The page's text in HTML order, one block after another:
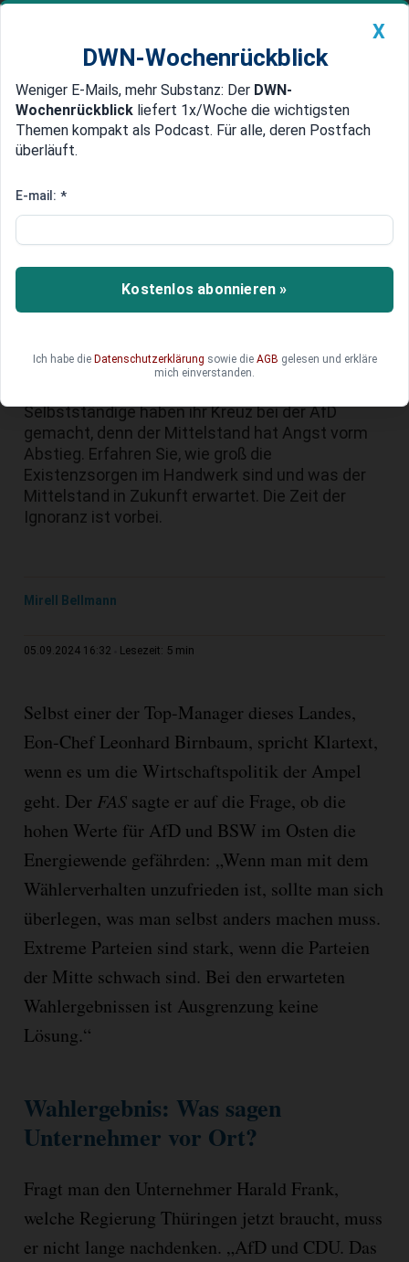
Newsticker MEIN DWN: Geldanlage Premium
Edelmetalle DWN-Magazin China
Wirtschaft: Selbstständige
„weiter so“ - ein Warnzeichen für
die Ampelpolitik
der verfehlten Wirtschaftspolitik der Ampel-
Selbstständige haben ihr Kreuz bei der AfD
gemacht, denn der Mittelstand hat Angst vorm
Abstieg. Erfahren Sie, wie groß die
Existenzsorgen im Handwerk sind und was der
Mittelstand in Zukunft erwartet. Die Zeit der
Ignoranz ist vorbei.
Mirell Bellmann
05.09.2024 16:32 Lesezeit: 5 min
Selbst einer der Top-Manager dieses Landes,
Eon-Chef Leonhard Birnbaum, spricht Klartext,
wenn es um die Wirtschaftspolitik der Ampel
geht. Der FAS sagte er auf die Frage, ob die
hohen Werte für AfD und BSW im Osten die
Energiewende gefährden: „Wenn man mit dem
Wählerverhalten unzufrieden ist, sollte man sich
überlegen, was man selbst anders machen muss.
Extreme Parteien sind stark, wenn die Parteien
der Mitte schwach sind. Bei den erwarteten
Wahlergebnissen ist Ausgrenzung keine
Lösung.“
Wahlergebnis: Was sagen
Unternehmer vor Ort?
Fragt man den Unternehmer Harald Frank,
welche Regierung Thüringen jetzt braucht, muss
er nicht lange nachdenken. „AfD und CDU. Das
X
DWN-Wochenrückblick
Weniger E-Mails, mehr Substanz: Der DWN-
Wochenrückblick liefert 1x/Woche die wichtigsten
Themen kompakt als Podcast. Für alle, deren Postfach
überläuft.
E-mail: *
Kostenlos abonnieren »
Ich habe die Datenschutzerklärung sowie die AGB gelesen und erkläre
mich einverstanden.